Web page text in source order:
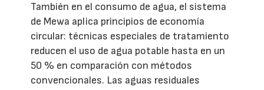
También en el consumo de agua, el sistema
de Mewa aplica principios de economía
circular: técnicas especiales de tratamiento
reducen el uso de agua potable hasta en un
50 % en comparación con métodos
convencionales. Las aguas residuales